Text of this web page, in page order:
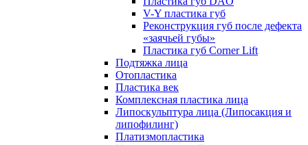
V-Y пластика губ
Реконструкция губ после дефекта
«заячьей губы»
Пластика губ Corner Lift
Подтяжка лица
Отопластика
Пластика век
Комплексная пластика лица
Липоскульптура лица (Липосакция и
липофилинг)
Платизмопластика